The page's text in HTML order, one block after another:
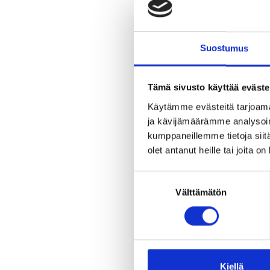
Suostumus
Tämä sivusto käyttää
Käytämme evästeitä
ja kävijämäärämme
kumppaneillemme tietoja
olet antanut heille tai joita
Välttämätön
Kiellä
ja